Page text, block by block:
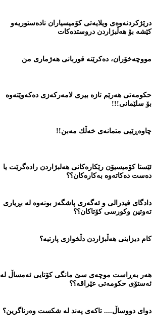
درێژكردنەوەی ویلایەتی كۆمیسیاران نادەستوریەو
كێشە بۆ هەڵبژاردن دروستدەكات
مووچەخۆران، دەکرێنە قوربانی هەژماری من
حكومەتی هەرێم تازە بیری لامەركەزی دەكەوێتەوە
بۆ سلێمانی!!!
چاوەڕێیی متمانەی خەڵك مەبن!!
ئێستا كۆمیسیۆن رێكارەكانی هەلبژاردن رادەگرێت یا
دەست دەكاتەوە بەكارەكان؟؟
دادگای فیدرالی و ئەگەری پاشگەز بونەوە لە بڕیاری
تەوتین وكورسی کۆتاكان؟؟
کام دیزاینی هەڵبژاردن دڵخوازی پارتیە؟
هەر بەڕاست موچەی سێ مانگی کۆتایی ئەمساڵ لە
ئەستۆی حکومەتی عێراقە؟؟
دوای دووساڵ.... تاکەى پەند لە شکست وەرناگرین؟